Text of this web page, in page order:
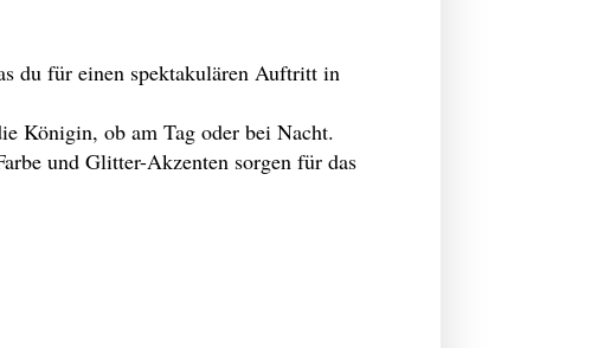
du für einen spektakulären Auftritt in
Königin, ob am Tag oder bei Nacht.
und Glitter-Akzenten sorgen für das